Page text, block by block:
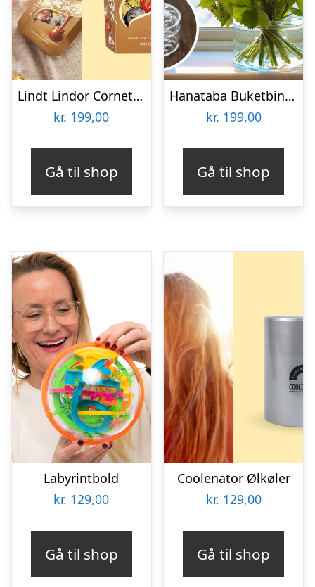
Lindt Lindor Cornet 500 gram – Blandet chokolade
kr. 199,00
Gå til shop
Hanataba Buketbinder
kr. 199,00
Gå til shop
Labyrintbold
kr. 129,00
Gå til shop
Coolenator Ølkøler
kr. 129,00
Gå til shop